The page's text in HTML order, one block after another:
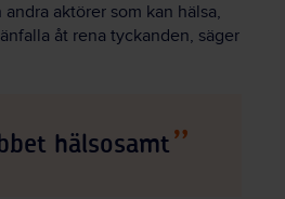
aktörer som kan hälsa,
åt rena tyckanden, säger
hälsosamt